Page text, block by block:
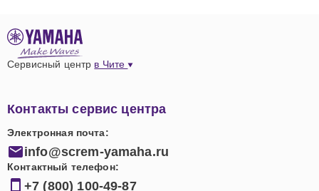
Сервисный центр в Чите
Контакты сервис центра
Электронная почта:
info@screm-yamaha.ru
Контактный телефон:
+7 (800) 100-49-87